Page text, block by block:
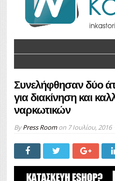
Συνελήφθησαν δύο
για διακίνηση και
ναρκωτικών
ByPress Roomon 7 Ιουλίου, 2016